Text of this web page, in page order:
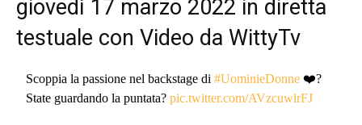
giovedì 17 marzo 2022 in diretta
testuale con Video da WittyTv
Scoppia la passione nel backstage di#UominieDonne ❤️‍?
State guardando la puntata?pic.twitter.com/AVzcuwlrFJ